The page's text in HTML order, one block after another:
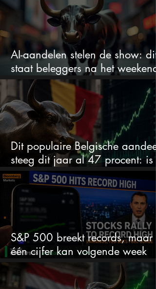
AI-aandelen stelen de show: dit
staat beleggers na het weekend
te wachten
Dit populaire Belgische aandeel
steeg dit jaar al 47 procent: is
ruimte voor meer?
S&P 500 breekt records, maar
één cijfer kan volgende week
alles veranderen